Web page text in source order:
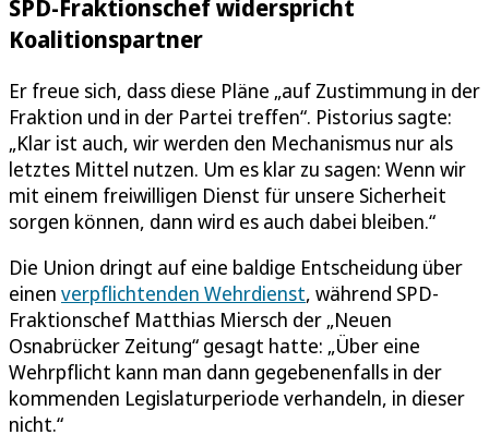
SPD-Fraktionschef widerspricht
Koalitionspartner
Er freue sich, dass diese Pläne „auf Zustimmung in der
Fraktion und in der Partei treffen“. Pistorius sagte:
„Klar ist auch, wir werden den Mechanismus nur als
letztes Mittel nutzen. Um es klar zu sagen: Wenn wir
mit einem freiwilligen Dienst für unsere Sicherheit
sorgen können, dann wird es auch dabei bleiben.“
Die Union dringt auf eine baldige Entscheidung über
einen verpflichtenden Wehrdienst, während SPD-
Fraktionschef Matthias Miersch der „Neuen
Osnabrücker Zeitung“ gesagt hatte: „Über eine
Wehrpflicht kann man dann gegebenenfalls in der
kommenden Legislaturperiode verhandeln, in dieser
nicht.“